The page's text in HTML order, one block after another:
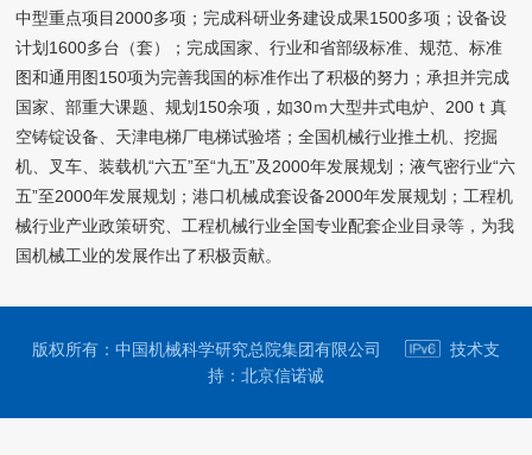
中型重点项目2000多项；完成科研业务建设成果1500多项；设备设
计划1600多台（套）；完成国家、行业和省部级标准、规范、标准
图和通用图150项为完善我国的标准作出了积极的努力；承担并完成
国家、部重大课题、规划150余项，如30ｍ大型井式电炉、200ｔ真
空铸锭设备、天津电梯厂电梯试验塔；全国机械行业推土机、挖掘
机、叉车、装载机“六五”至“九五”及2000年发展规划；液气密行业“六
五”至2000年发展规划；港口机械成套设备2000年发展规划；工程机
械行业产业政策研究、工程机械行业全国专业配套企业目录等，为我
国机械工业的发展作出了积极贡献。
版权所有：中国机械科学研究总院集团有限公司
技术支
持： 北京信诺诚